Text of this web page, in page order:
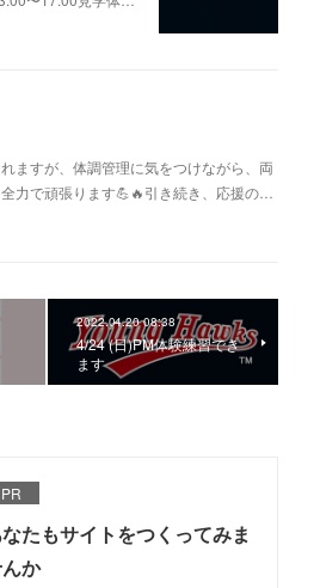
ますが、体調管理に気をつけながら、両
力で頑張ります💪🔥引き続き、応援の…
2022.04.20 08:38
4/24 (日)PM体験練習でき
ます
PR
たもサイトをつくってみま
か